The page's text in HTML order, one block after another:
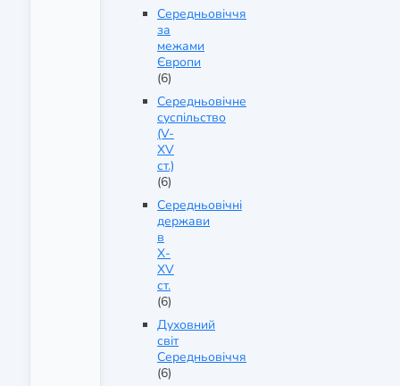
Середньовіччя
за
межами
Європи
(6)
Середньовічне
суспільство
(V-
XV
ст.)
(6)
Середньовічні
держави
в
X-
XV
ст.
(6)
Духовний
світ
Середньовіччя
(6)